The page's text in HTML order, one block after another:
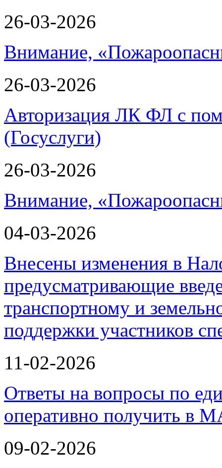
26-03-2026
Внимание,
26-03-2026
Авторизация ЛК ФЛ с
(Госуслуги)
26-03-2026
Внимание,
04-03-2026
Внесены изменения в
предусматривающие
транспортному и
поддержки участников
11-02-2026
Ответы на вопросы по
оперативно получить в
09-02-2026